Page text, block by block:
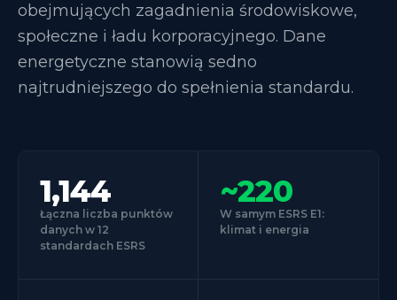
obejmujących zagadnienia środowiskowe,
społeczne i ładu korporacyjnego. Dane
energetyczne stanowią sedno
najtrudniejszego do spełnienia standardu.
1,144
Łączna liczba punktów
danych w 12
standardach ESRS
~220
W samym ESRS E1:
klimat i energia